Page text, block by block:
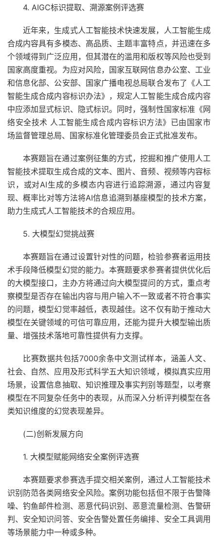
4. AIGC标识提取、溯源案例评选赛
近年来，生成式人工智能技术快速发展，人工智能生成
合成内容具有多模态、高品质、主题丰富特点，并迅速在多
个领域得到广泛应用，但其潜在的滥用和版权等风险也受到
国家高度重视。为应对风险，国家互联网信息办公室、工业
和信息化部、公安部、国家广播电视总局联合发布了《人工
智能生成合成内容标识办法》，规定人工智能生成合成内容
中应添加显式标识、隐式标识。同时，强制性国家标准《网
络安全技术 人工智能生成合成内容标识方法》已由国家市
场监督管理总局、国家标准化管理委员会正式批准发布。
本赛题旨在通过案例征集的方式，挖掘和推广使用人工
智能技术提取生成合成的文本、图片、音频、视频等内容标
识，或对AI生成的多模态内容进行追踪溯源，通过内容复
现、概率比对等方法将AI信息追溯到基座模型的技术方案，
助力生成式人工智能技术的合规应用。
5. 大模型幻觉挑战赛
本赛题旨在通过设置针对性的问题，检验参赛者运用技
术手段降低模型幻觉的能力。本赛题要求参赛者提供优化后
的大模型接口，主办方将通过向大模型提问的方式，重点考
察模型是否存在输出内容与用户输入不一致或者不符合事实
的问题，模型幻觉率越低，表现越佳。这不仅有助于推动大
模型在关键领域的可信可靠应用，还能为提升大模型输出质
量、增强技术落地可靠性提供有力支撑。
比赛数据共包括7000余条中文测试样本，涵盖人文、
社会、自然、应用及形式科学五大知识领域，模拟真实应用
场景，设置信息抽取、知识推理及事实判别等题型，以考察
模型在不同复杂任务中的表现，从而深入分析评判模型在各
类知识维度的幻觉表现差异。
(二)创新发展方向
1. 大模型赋能网络安全案例评选赛
本赛题要求参赛选手提交相关案例，通过人工智能技术
识别防范各类网络安全风险。案例功能包括但不限于告警降
噪、钓鱼邮件检测、恶意代码识别、恶意流量检测、告警研
判、安全知识问答、安全告警处置任务编排、安全工具调用
等场景能力中一种或多种。